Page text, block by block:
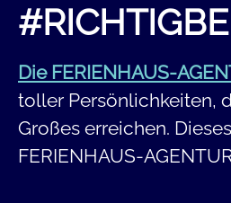
Die FERIENHAUS-
toller Persönlichkeiten,
Großes erreichen.
FERIENHAUS-